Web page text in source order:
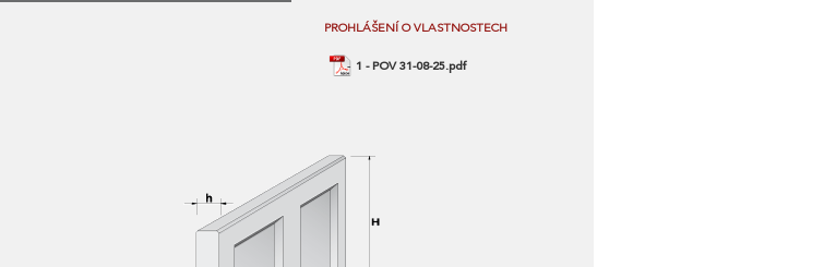
PROHLÁŠENÍ O VLASTNOSTECH
1 - POV 31-08-25.pdf